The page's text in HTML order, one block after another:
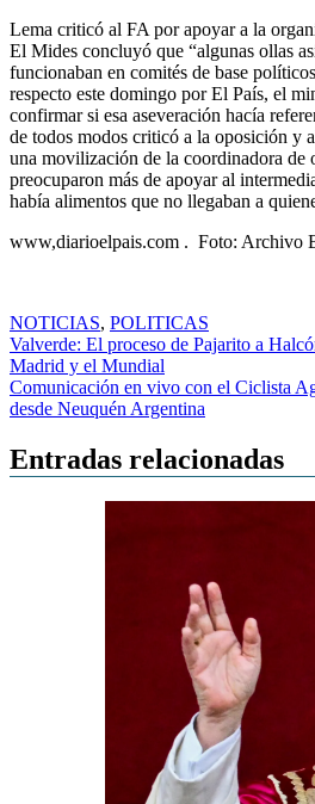
Lema criticó al FA por apoyar a la
El Mides concluyó que “algunas ollas
funcionaban en comités de base
respecto este domingo por El País, el
confirmar si esa aseveración hacía
de todos modos criticó a la oposición y
una movilización de la coordinadora de
preocuparon más de apoyar al
había alimentos que no llegaban a
www,diarioelpais.com . Foto: Archivo
NOTICIAS, POLITICAS
Navegación
de
entradas
Valverde: El proceso de Pajarito a
Madrid y el Mundial
Comunicación en vivo con el Ciclista
desde Neuquén Argentina
Entradas relacionadas